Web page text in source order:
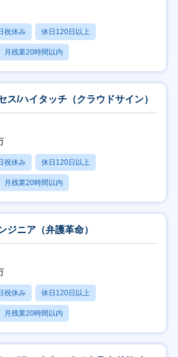
祝休み 休日120日以上
月残業20時間以内
ス/ハイタッチ（クラウドサイン）
祝休み 休日120日以上
月残業20時間以内
ジニア（弁護革命）
祝休み 休日120日以上
月残業20時間以内